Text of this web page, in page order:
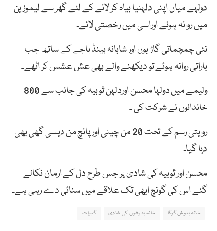
دولہے میاں اپنی دلہنیا بیاہ کر لانے کے لئے گھر سے لیموزین
میں روانہ ہوئے اوراسی میں رخصتی لائے۔
نئی چمچماتی گاڑیوں اور شاہانہ بینڈ باجے کے ساتھ جب
باراتی روانہ ہوئے تو دیکھنے والے بھی عش عشس کر اٹھے۔
ولیمے میں دولہا محسن اوردلہن ثوبیہ کی جانب سے 800
خاندانوں نے شرکت کی ۔
روایتی رسم کے تحت 20 من چینی اور پانچ من دیسی گھی بھی
دیا گیا۔
محسن اور ثوبیہ کی شادی پر جس طرح دل کے ارمان نکالے
گئے اس کی گونچ ابھی تک علاقے میں سنائی دے رہی ہے۔
خانہ بدوش گوگا خانہ بدوشوں کی شادی گجرات